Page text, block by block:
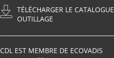
TÉLÉCHARGER LE CATALOGUE
OUTILLAGE
CDL EST MEMBRE DE ECOVADIS